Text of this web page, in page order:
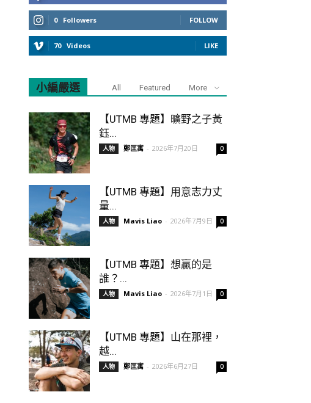
0 Followers FOLLOW
70 Videos LIKE
小編嚴選 All Featured More
【UTMB 專題】曠野之子黃
鈺...
人物 鄭匡寓 - 2026年7月20日 0
【UTMB 專題】用意志力丈
量...
人物 Mavis Liao - 2026年7月9日 0
【UTMB 專題】想贏的是
誰？...
人物 Mavis Liao - 2026年7月1日 0
【UTMB 專題】山在那裡，
越...
人物 鄭匡寓 - 2026年6月27日 0